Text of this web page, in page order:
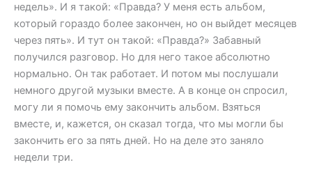
недель». И я такой: «Правда? У меня есть альбом,
который гораздо более закончен, но он выйдет месяцев
через пять». И тут он такой: «Правда?» Забавный
получился разговор. Но для него такое абсолютно
нормально. Он так работает. И потом мы послушали
немного другой музыки вместе. А в конце он спросил,
могу ли я помочь ему закончить альбом. Взяться
вместе, и, кажется, он сказал тогда, что мы могли бы
закончить его за пять дней. Но на деле это заняло
недели три.